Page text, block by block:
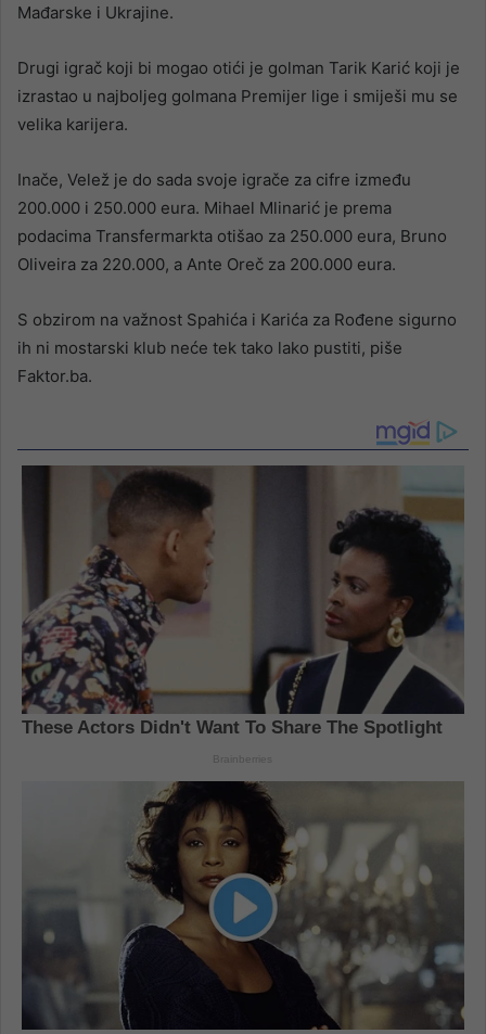
Mađarske i Ukrajine.
Drugi igrač koji bi mogao otići je golman Tarik Karić koji je
izrastao u najboljeg golmana Premijer lige i smiješi mu se
velika karijera.
Inače, Velež je do sada svoje igrače za cifre između
200.000 i 250.000 eura. Mihael Mlinarić je prema
podacima Transfermarkta otišao za 250.000 eura, Bruno
Oliveira za 220.000, a Ante Oreč za 200.000 eura.
S obzirom na važnost Spahića i Karića za Rođene sigurno
ih ni mostarski klub neće tek tako lako pustiti, piše
Faktor.ba.